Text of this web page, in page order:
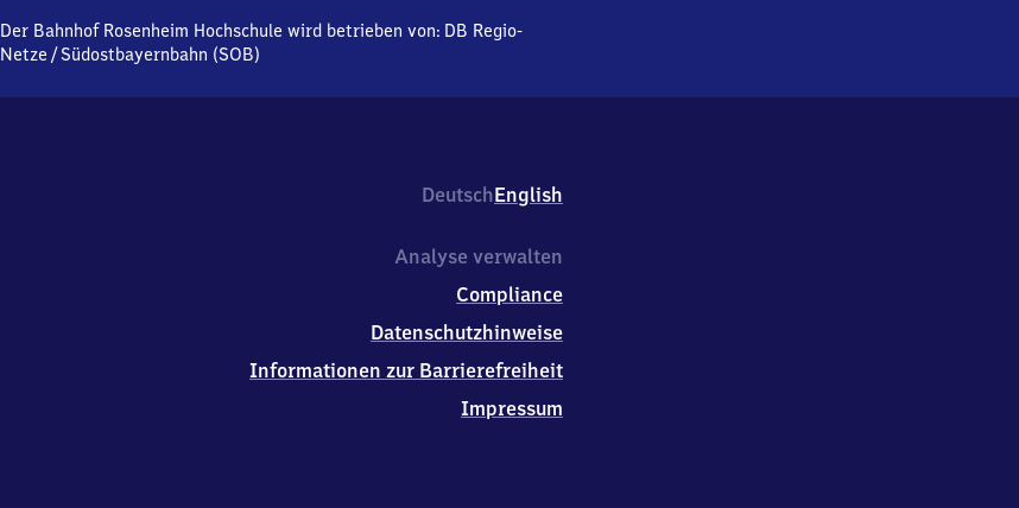
Der Bahnhof Rosenheim Hochschule wird betrieben von: DB Regio-
Netze /Südostbayernbahn (SOB)
DeutschEnglish
Analyse verwalten
Compliance
Datenschutzhinweise
Informationen zur Barrierefreiheit
Impressum